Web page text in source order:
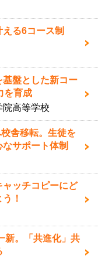
る6コース制
基盤とした新コー
を育成
高等学校
舎移転。生徒を
サポート体制
ッチコピーにど
！
新。「共進化」共